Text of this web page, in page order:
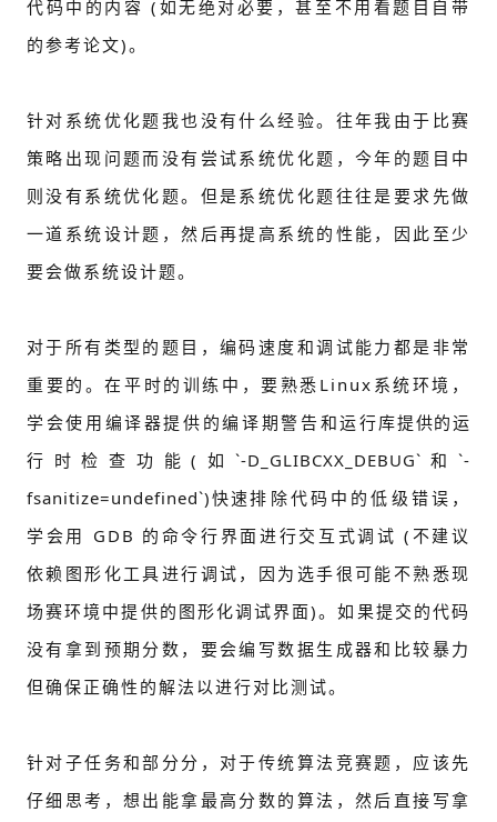
代码中的内容 (如无绝对必要，甚至不用看题目自带
的参考论文)。
针对系统优化题我也没有什么经验。往年我由于比赛
策略出现问题而没有尝试系统优化题，今年的题目中
则没有系统优化题。但是系统优化题往往是要求先做
一道系统设计题，然后再提高系统的性能，因此至少
要会做系统设计题。
对于所有类型的题目，编码速度和调试能力都是非常
重要的。在平时的训练中，要熟悉Linux系统环境，
学会使用编译器提供的编译期警告和运行库提供的运
行时检查功能(如`-D_GLIBCXX_DEBUG`和`-
fsanitize=undefined`)快速排除代码中的低级错误，
学会用 GDB 的命令行界面进行交互式调试 (不建议
依赖图形化工具进行调试，因为选手很可能不熟悉现
场赛环境中提供的图形化调试界面)。如果提交的代码
没有拿到预期分数，要会编写数据生成器和比较暴力
但确保正确性的解法以进行对比测试。
针对子任务和部分分，对于传统算法竞赛题，应该先
仔细思考，想出能拿最高分数的算法，然后直接写拿